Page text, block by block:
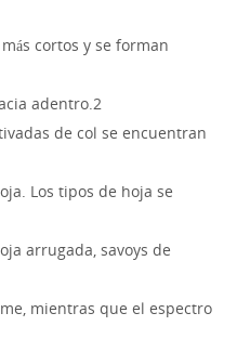
cortos y se forman
adentro.2
de col se encuentran
Los tipos de hoja se
arrugada, savoys de
mientras que el espectro